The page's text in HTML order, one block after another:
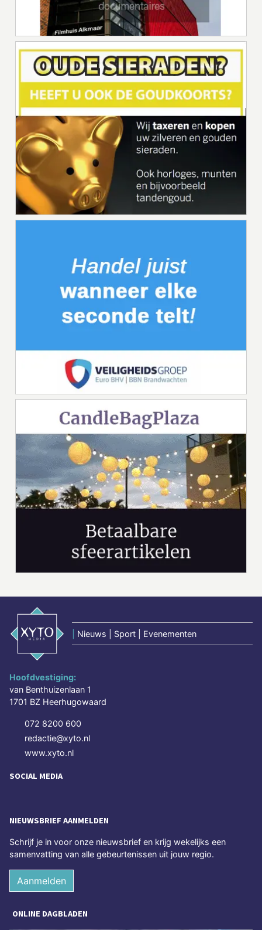
Nieuws | Sport | Evenementen
Hoofdvestiging:
van Benthuizenlaan 1
1701 BZ Heerhugowaard
072 8200 600
redactie@xyto.nl
www.xyto.nl
SOCIAL MEDIA
NIEUWSBRIEF AANMELDEN
Schrijf je in voor onze nieuwsbrief en krijg wekelijks een
samenvatting van alle gebeurtenissen uit jouw regio.
Aanmelden
ONLINE DAGBLADEN